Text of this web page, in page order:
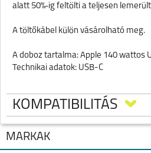
alatt 50%‑ig feltölti a teljesen lemerü
A töltőkábel külön vásárolható meg.
A doboz tartalma: Apple 140 wattos
Technikai adatok: USB-C
KOMPATIBILITÁS
MÁRKÁK